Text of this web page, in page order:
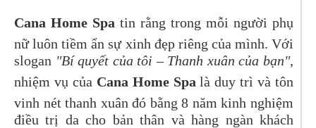
Cana Home Spa tin rằng trong mỗi người phụ
nữ luôn tiềm ẩn sự xinh đẹp riêng của mình. Với
slogan "Bí quyết của tôi – Thanh xuân của bạn",
nhiệm vụ của Cana Home Spalà duy trì và tôn
vinh nét thanh xuân đó bằng 8 năm kinh nghiệm
điều trị da cho bản thân và hàng ngàn khách